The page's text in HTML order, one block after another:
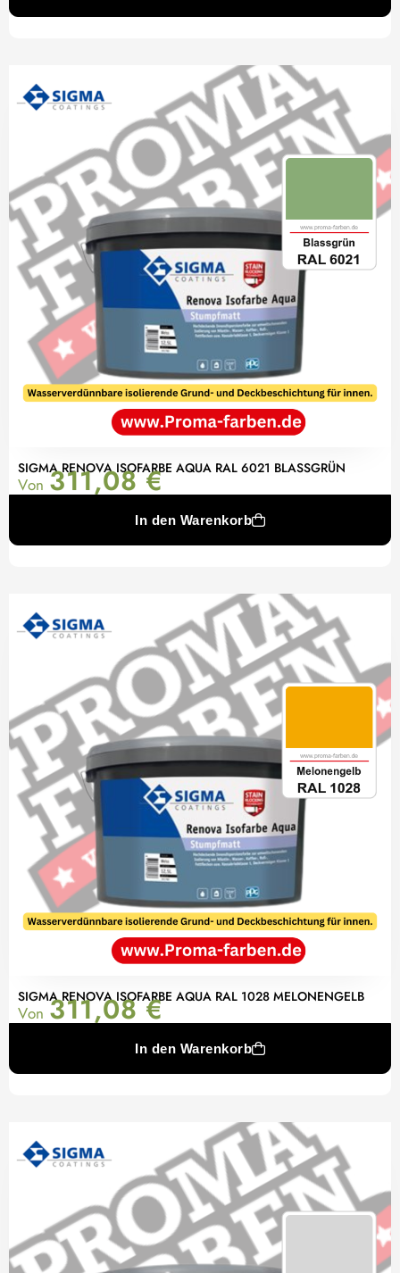
SIGMA RENOVA ISOFARBE AQUA RAL 6021 BLASSGRÜN
Von 311,08€
In den Warenkorb
SIGMA RENOVA ISOFARBE AQUA RAL 1028 MELONENGELB
Von 311,08€
In den Warenkorb